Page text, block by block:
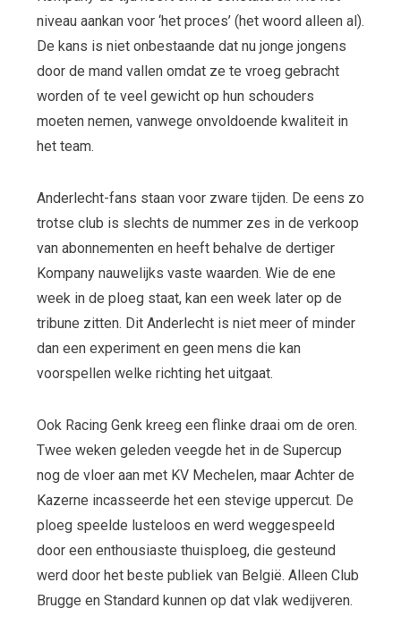
niveau aankan voor ‘het proces’ (het woord alleen al).
De kans is niet onbestaande dat nu jonge jongens
door de mand vallen omdat ze te vroeg gebracht
worden of te veel gewicht op hun schouders
moeten nemen, vanwege onvoldoende kwaliteit in
het team.
Anderlecht-fans staan voor zware tijden. De eens zo
trotse club is slechts de nummer zes in de verkoop
van abonnementen en heeft behalve de dertiger
Kompany nauwelijks vaste waarden. Wie de ene
week in de ploeg staat, kan een week later op de
tribune zitten. Dit Anderlecht is niet meer of minder
dan een experiment en geen mens die kan
voorspellen welke richting het uitgaat.
Ook Racing Genk kreeg een flinke draai om de oren.
Twee weken geleden veegde het in de Supercup
nog de vloer aan met KV Mechelen, maar Achter de
Kazerne incasseerde het een stevige uppercut. De
ploeg speelde lusteloos en werd weggespeeld
door een enthousiaste thuisploeg, die gesteund
werd door het beste publiek van België. Alleen Club
Brugge en Standard kunnen op dat vlak wedijveren.